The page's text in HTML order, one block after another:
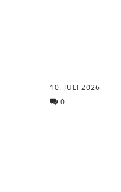
10. JULI 2026
0